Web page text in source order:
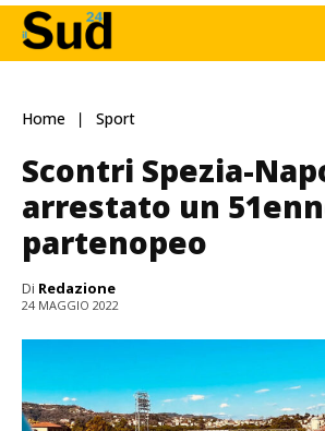
Home Sport
Scontri Spezia-
arrestato un
partenopeo
Di Redazione
24 MAGGIO 2022